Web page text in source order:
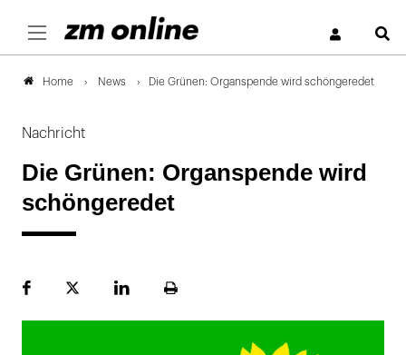
Home News Die Grünen: Organspende wird schöngeredet
Nachricht
Die Grünen: Organspende wird
schöngeredet
FacebookPlattformLinekdInSeite